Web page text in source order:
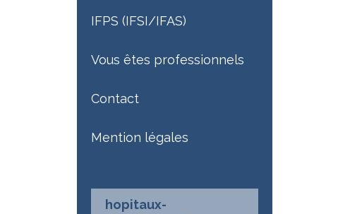
IFPS (IFSI/IFAS)
Vous êtes professionnels
Contact
Mention légales
hopitaux-